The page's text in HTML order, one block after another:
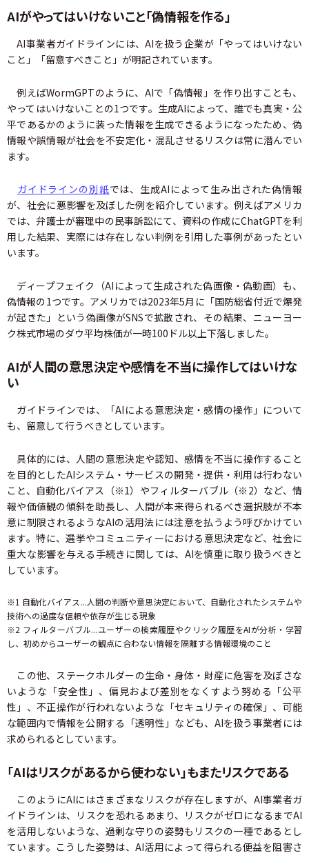
AIがやってはいけないこと「偽情報を作る」
AI事業者ガイドラインには、AIを扱う企業が「やってはいけない
こと」「留意すべきこと」が明記されています。
例えばWormGPTのように、AIで「偽情報」を作り出すことも、
やってはいけないことの1つです。生成AIによって、誰でも真実・公
平であるかのように装った情報を生成できるようになったため、偽
情報や誤情報が社会を不安定化・混乱させるリスクは常に潜んでい
ます。
ガイドラインの別紙では、生成AIによって生み出された偽情報
が、社会に悪影響を及ぼした例を紹介しています。例えばアメリカ
では、弁護士が審理中の民事訴訟にて、資料の作成にChatGPTを利
用した結果、実際には存在しない判例を引用した事例があったとい
います。
ディープフェイク（AIによって生成された偽画像・偽動画）も、
偽情報の1つです。アメリカでは2023年5月に「国防総省付近で爆発
が起きた」という偽画像がSNSで拡散され、その結果、ニューヨー
ク株式市場のダウ平均株価が一時100ドル以上下落しました。
AIが人間の意思決定や感情を不当に操作してはいけな
い
ガイドラインでは、「AIによる意思決定・感情の操作」について
も、留意して行うべきとしています。
具体的には、人間の意思決定や認知、感情を不当に操作すること
を目的としたAIシステム・サービスの開発・提供・利用は行わない
こと、自動化バイアス（※1）やフィルターバブル（※2）など、情
報や価値観の傾斜を助長し、人間が本来得られるべき選択肢が不本
意に制限されるようなAIの活用法には注意を払うよう呼びかけてい
ます。特に、選挙やコミュニティーにおける意思決定など、社会に
重大な影響を与える手続きに関しては、AIを慎重に取り扱うべきと
しています。
※1 自動化バイアス...人間の判断や意思決定において、自動化されたシステムや
技術への過度な信頼や依存が生じる現象
※2 フィルターバブル...ユーザーの検索履歴やクリック履歴をAIが分析・学習
し、初めからユーザーの観点に合わない情報を隔離する情報環境のこと
この他、ステークホルダーの生命・身体・財産に危害を及ぼさな
いような「安全性」、偏見および差別をなくすよう努める「公平
性」、不正操作が行われないような「セキュリティの確保」、可能
な範囲内で情報を公開する「透明性」なども、AIを扱う事業者には
求められるとしています。
「AIはリスクがあるから使わない」もまたリスクである
このようにAIにはさまざまなリスクが存在しますが、AI事業者ガ
イドラインは、リスクを恐れるあまり、リスクがゼロになるまでAI
を活用しないような、過剰な守りの姿勢もリスクの一種であるとし
ています。こうした姿勢は、AI活用によって得られる便益を阻害さ